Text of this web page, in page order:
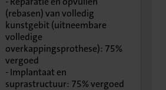
(rebasen) van volledig
kunstgebit (uitneembare
volledige
overkappingsprothese): 75%
vergoed
- Implantaat en
suprastructuur: 75% vergoed